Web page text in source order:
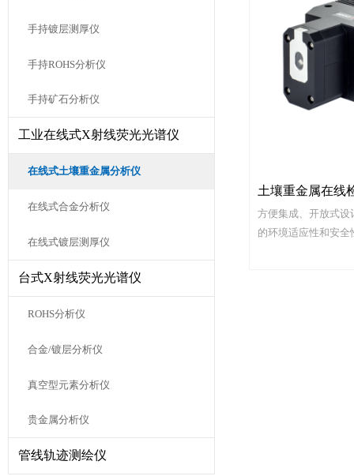
土壤重金属在线
方便集成、开放式设
的环境适应性和安全
手持镀层测厚仪
手持ROHS分析仪
手持矿石分析仪
工业在线式X射线荧光光谱仪
在线式土壤重金属分析仪
在线式合金分析仪
在线式镀层测厚仪
台式X射线荧光光谱仪
ROHS分析仪
合金/镀层分析仪
真空型元素分析仪
贵金属分析仪
管线轨迹测绘仪